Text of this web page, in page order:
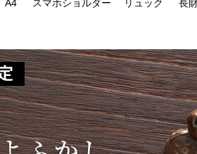
A4 スマホショルダー リュック 長